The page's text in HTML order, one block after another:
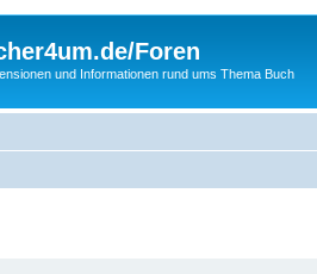
Foren
und Informationen rund ums Thema Buch